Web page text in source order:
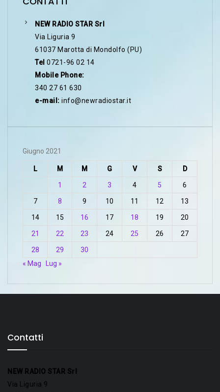
NEW RADIO STAR Srl
Via Liguria 9
61037 Marotta di Mondolfo (PU)
Tel 0721-96 02 14
Mobile Phone:
340 27 61 630
e-mail: info@newradiostar.it
Giugno 2021
L M M G V S D
1 2 3 4 5 6
7 8 9 10 11 12 13
14 15 16 17 18 19 20
21 22 23 24 25 26 27
28 29
30
« Mag
Lug »
Contatti
NEW RADIO STAR Srl
Via Liguria 9